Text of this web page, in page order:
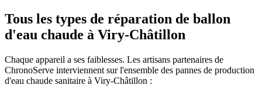
Tous les types de réparation de ballon
d'eau chaude à Viry-Châtillon
Chaque appareil a ses faiblesses. Les artisans partenaires de
ChronoServe interviennent sur l'ensemble des pannes de production
d'eau chaude sanitaire à Viry-Châtillon :